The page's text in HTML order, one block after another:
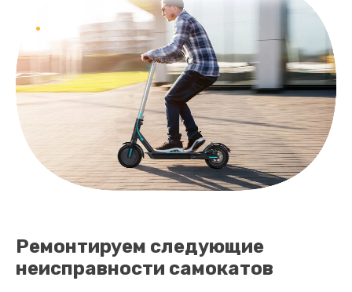
Ремонтируем следующие
неисправности самокатов